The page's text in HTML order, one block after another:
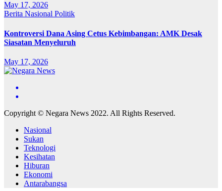
May 17, 2026
Berita Nasional Politik
Kontroversi Dana Asing Cetus Kebimbangan: AMK Desak
Siasatan Menyeluruh
May 17, 2026
Copyright © Negara News 2022. All Rights Reserved.
Nasional
Sukan
Teknologi
Kesihatan
Hiburan
Ekonomi
Antarabangsa